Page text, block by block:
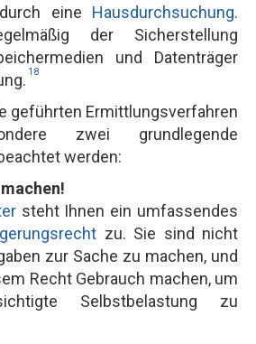
eine Hausdurchsuchung.
der Sicherstellung
und Datenträger
18
geführten Ermittlungsverfahren
zwei grundlegende
werden:
steht Ihnen ein umfassendes
zu. Sie sind nicht
zur Sache zu machen, und
Recht Gebrauch machen, um
Selbstbelastung zu